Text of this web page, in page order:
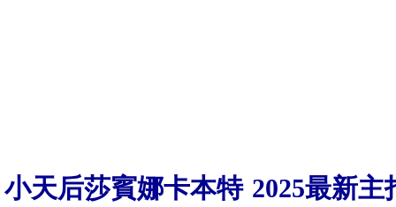
小天后莎賓娜卡本特 2025最新主